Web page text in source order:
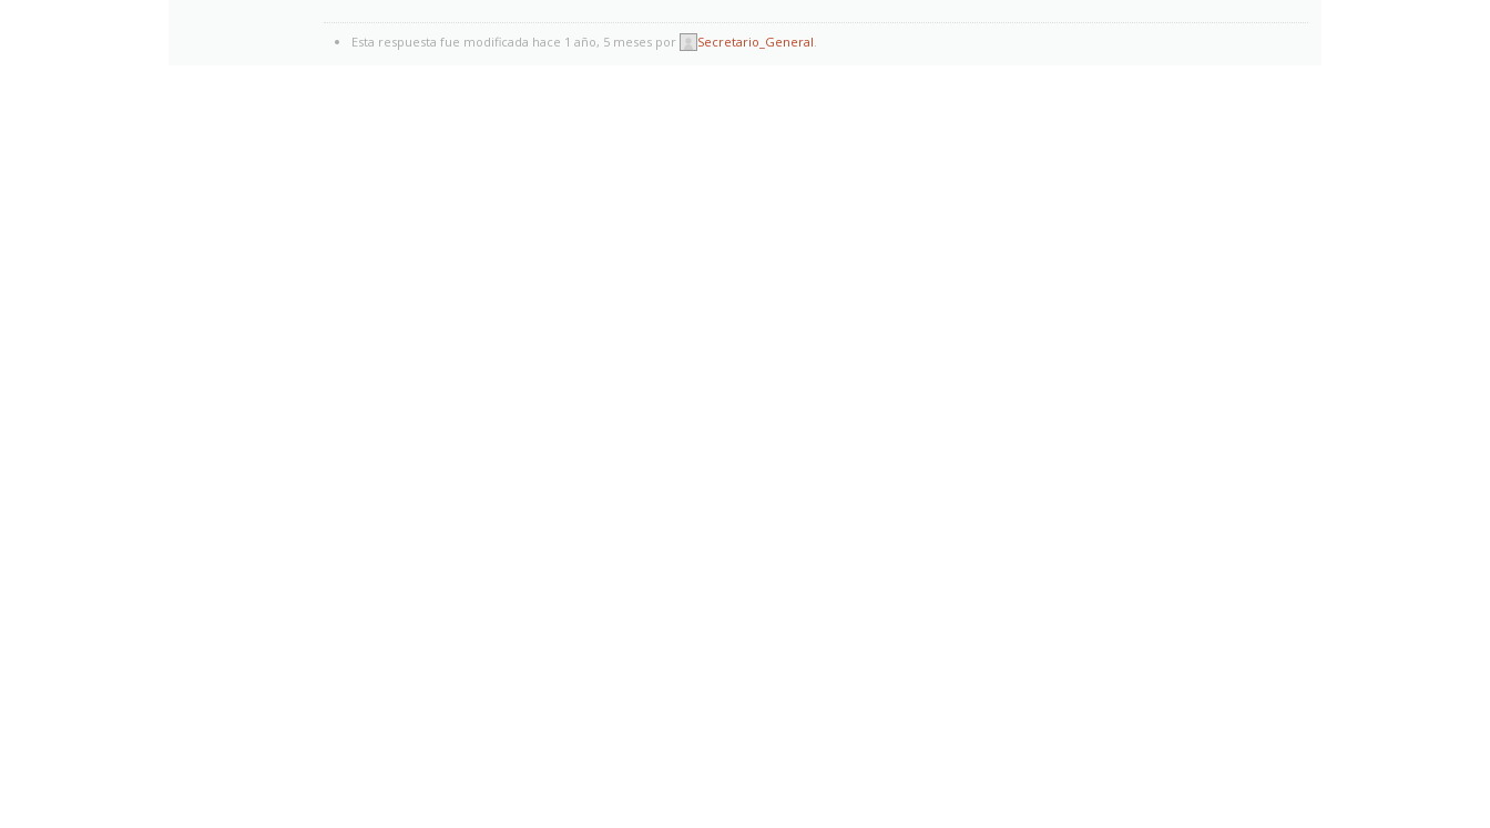
Esta respuesta fue modificada hace 1 año, 5 meses por Secretario_General.